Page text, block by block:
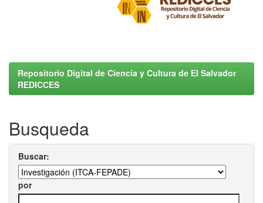
Repositorio Digital de Ciencia y Cultura de El Salvador
REDICCES
Busqueda
Buscar:
por